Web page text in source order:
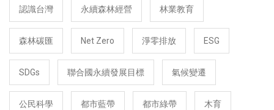
認識台灣 永續森林經營 林業教育
森林碳匯 Net Zero 淨零排放 ESG
SDGs 聯合國永續發展目標 氣候變遷
公民科學 都市藍帶 都市綠帶 木育